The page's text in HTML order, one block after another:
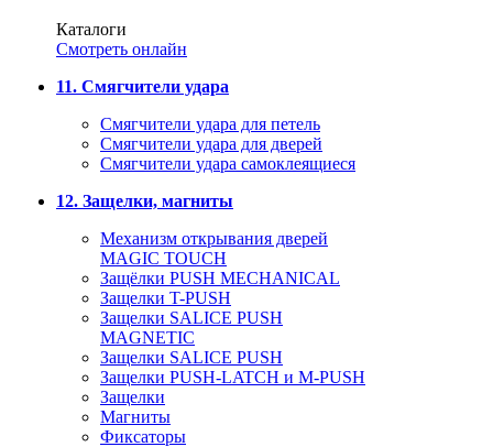
Каталоги
Смотреть онлайн
11. Смягчители удара
Смягчители удара для петель
Смягчители удара для дверей
Cмягчители удара самоклеящиеся
12. Защелки, магниты
Механизм открывания дверей
MAGIC TOUCH
Защёлки PUSH MECHANICAL
Защелки T-PUSH
Защелки SALICE PUSH
MAGNETIC
Защелки SALICE PUSH
Защелки PUSH-LATCH и M-PUSH
Защелки
Магниты
Фиксаторы